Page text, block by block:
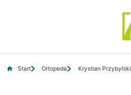
Start Ortopeda Krystian Przybylski